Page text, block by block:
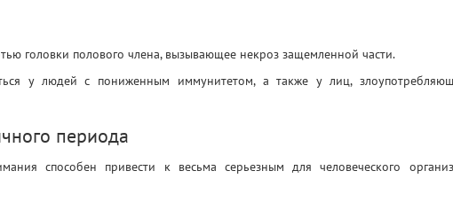
головки полового члена, вызывающее некроз защемленной части.
у людей с пониженным иммунитетом, а также у лиц,
периода
способен привести к весьма серьезным для человеческого